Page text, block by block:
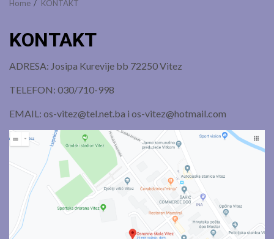
Home KONTAKT
KONTAKT
ADRESA: Josipa Kurevije bb 72250 Vitez
TELEFON: 030/710-998
EMAIL: os-vitez@tel.net.ba i os-vitez@hotmail.com